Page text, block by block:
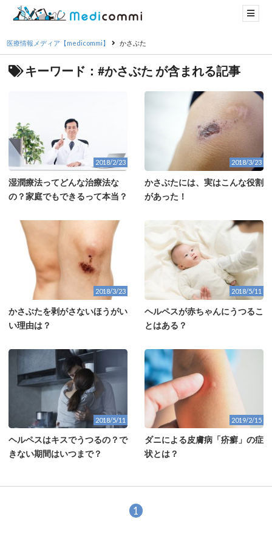
医療情報メディア【medicommi】 かさぶた
キーワード：#かさぶた が含まれる記事
2018/2/23
湿潤療法ってどんな治療法な
の？家庭でもできるって本当？
2018/3/23
かさぶたには、実はこんな役割
があった！
2018/3/23
かさぶたを剥がさないほうがい
い理由は？
2018/5/11
ヘルペスが赤ちゃんにうつるこ
とはある？
2018/5/11
ヘルペスはキスでうつるの？で
きない期間はいつまで？
2019/2/15
ダニによる皮膚病「疥癬」の症
状とは？
1